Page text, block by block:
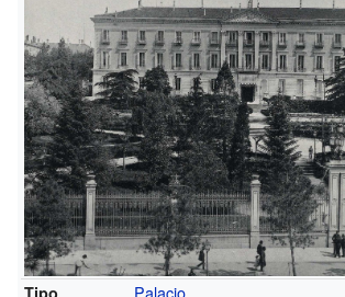
Tipo Palacio